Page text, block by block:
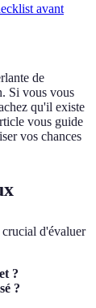
avant
de
Si vous vous
qu'il existe
vous guide
vos chances
crucial d'évaluer
?
?